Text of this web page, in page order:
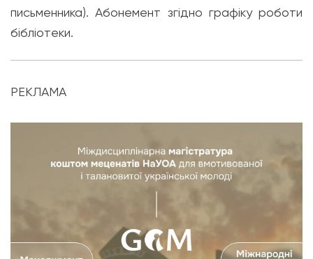
письменника).Абонемент згідно графіку роботи
бібліотеки.
РЕКЛАМА